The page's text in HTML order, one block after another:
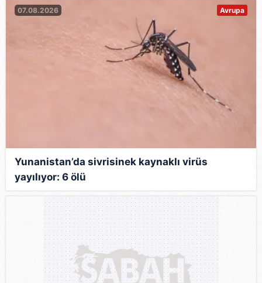
07.08.2026 Avrupa
Yunanistan’da sivrisinek kaynaklı virüs
yayılıyor: 6 ölü